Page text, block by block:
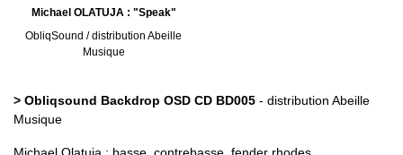
Michael OLATUJA : "Speak"
ObliqSound / distribution Abeille
Musique
> Obliqsound Backdrop OSD CD BD005 - distribution Abeille
Musique